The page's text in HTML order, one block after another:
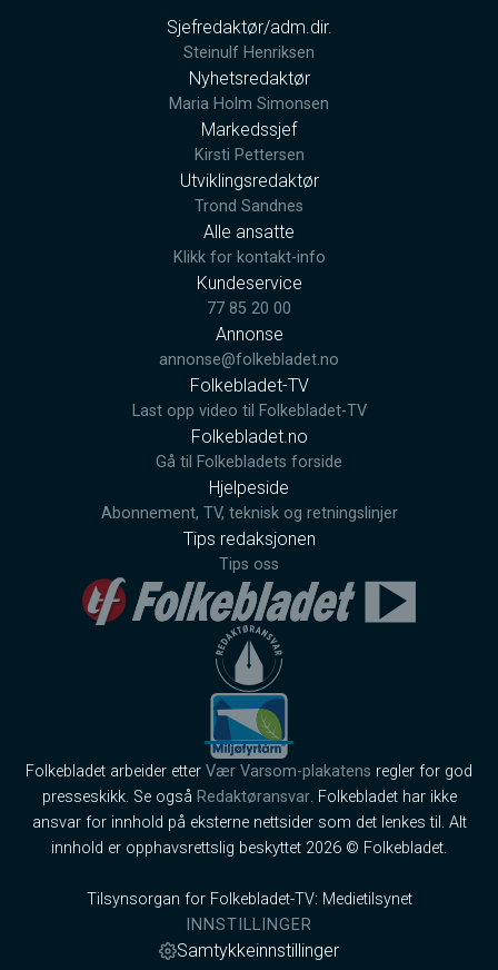
Sjefredaktør/adm.dir.
Steinulf Henriksen
Nyhetsredaktør
Maria Holm Simonsen
Markedssjef
Kirsti Pettersen
Utviklingsredaktør
Trond Sandnes
Alle ansatte
Klikk for kontakt-info
Kundeservice
77 85 20 00
Annonse
annonse@folkebladet.no
Folkebladet-TV
Last opp video til Folkebladet-TV
Folkebladet.no
Gå til Folkebladets forside
Hjelpeside
Abonnement, TV, teknisk og retningslinjer
Tips redaksjonen
Tips oss
Folkebladet arbeider etter Vær Varsom-plakatens regler for god
presseskikk. Se også Redaktøransvar. Folkebladet har ikke
ansvar for innhold på eksterne nettsider som det lenkes til. Alt
innhold er opphavsrettslig beskyttet 2026 © Folkebladet.
Tilsynsorgan for Folkebladet-TV: Medietilsynet
INNSTILLINGER
Samtykkeinnstillinger